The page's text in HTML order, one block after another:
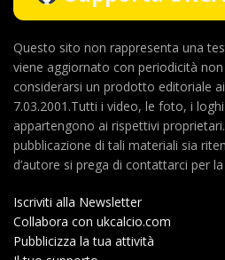
Questo sito non rappresenta una
viene aggiornato con periodicità
considerarsi un prodotto editoriale
7.03.2001.Tutti i video, le foto, i
appartengono ai rispettivi
pubblicazione di tali materiali sia
d’autore si prega di contattarci per
Iscriviti alla Newsletter
Collabora con ukcalcio.com
Pubblicizza la tua attività